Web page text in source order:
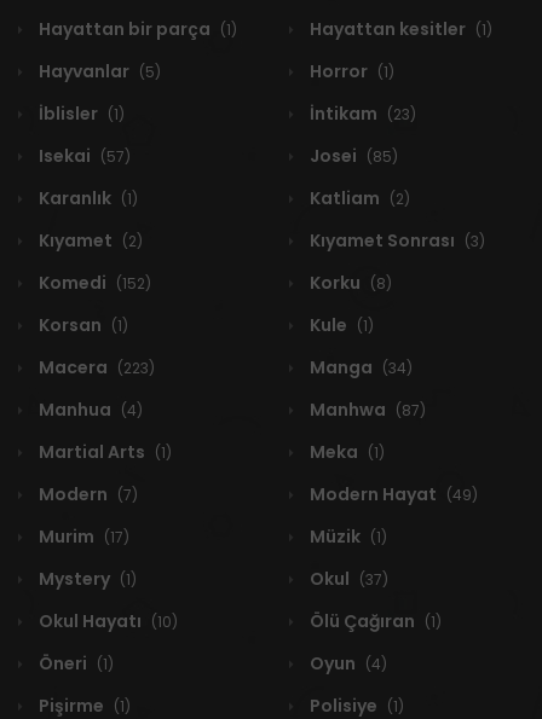
Hayattan bir parça (1) Hayattan kesitler (1)
Hayvanlar (5) Horror (1)
İblisler (1) İntikam (23)
Isekai (57) Josei (85)
Karanlık (1) Katliam (2)
Kıyamet (2) Kıyamet Sonrası (3)
Komedi (152) Korku (8)
Korsan (1) Kule (1)
Macera (223) Manga (34)
Manhua (4) Manhwa (87)
Martial Arts (1) Meka (1)
Modern (7) Modern Hayat (49)
Murim (17) Müzik (1)
Mystery (1) Okul (37)
Okul Hayatı (10) Ölü Çağıran (1)
Öneri (1) Oyun (4)
Pişirme (1) Polisiye (1)